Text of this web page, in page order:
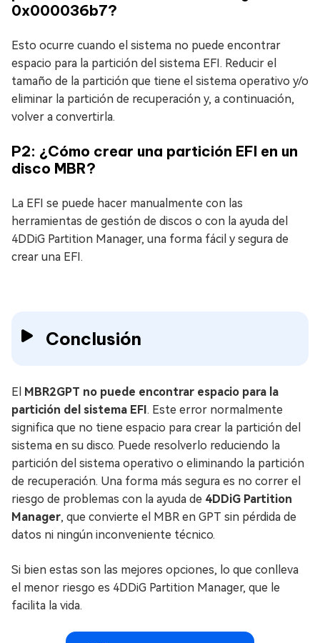
0x000036b7?
Esto ocurre cuando el sistema no puede encontrar
espacio para la partición del sistema EFI. Reducir el
tamaño de la partición que tiene el sistema operativo y/o
eliminar la partición de recuperación y, a continuación,
volver a convertirla.
P2: ¿Cómo crear una partición EFI en un
disco MBR?
La EFI se puede hacer manualmente con las
herramientas de gestión de discos o con la ayuda del
4DDiG Partition Manager, una forma fácil y segura de
crear una EFI.
Conclusión
El
MBR2GPT no puede encontrar espacio para la
partición del sistema EFI . Este error normalmente
significa que no tiene espacio para crear la partición del
sistema en su disco. Puede resolverlo reduciendo la
partición del sistema operativo o eliminando la partición
de recuperación. Una forma más segura es no correr el
riesgo de problemas con la ayuda de 4DDiG Partition
Manager, que convierte el MBR en GPT sin pérdida de
datos ni ningún inconveniente técnico.
Si bien estas son las mejores opciones, lo que conlleva
el menor riesgo es 4DDiG Partition Manager, que le
facilita la vida.